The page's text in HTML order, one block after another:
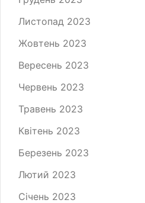
Листопад 2023
Жовтень 2023
Вересень 2023
Червень 2023
Травень 2023
Квітень 2023
Березень 2023
Лютий 2023
Січень 2023